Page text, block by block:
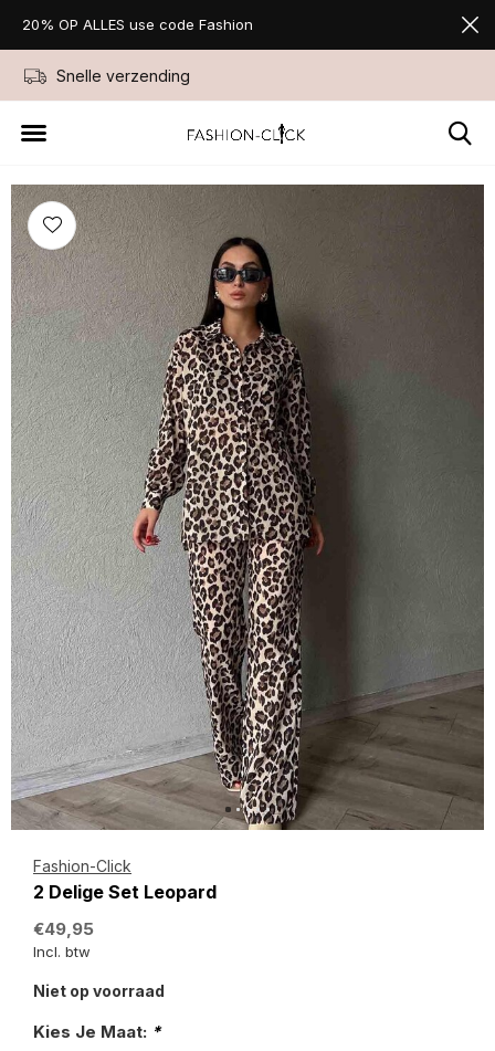
Snelle verzending
20% OP ALLES use code Fashion
Fashion-Click
2 Delige Set Leopard
€49,95
Incl. btw
Niet op voorraad
Kies Je Maat: *